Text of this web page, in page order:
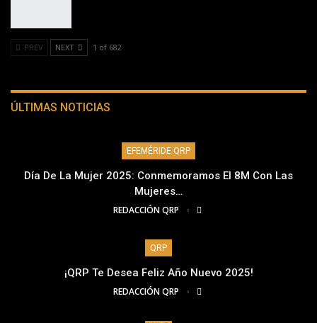
PREV NEXT 1 of 682
ÚLTIMAS NOTICIAS
EFEMÉRIDE QRP
Día De La Mujer 2025: Conmemoramos El 8M Con Las
Mujeres…
REDACCIÓN QRP
QRP
¡QRP Te Desea Feliz Año Nuevo 2025!
REDACCIÓN QRP